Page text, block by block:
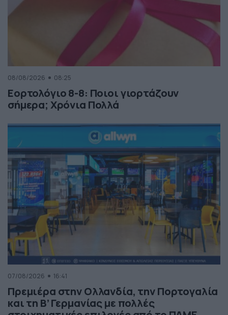
08/08/2026 08:25
Εορτολόγιο 8-8: Ποιοι γιορτάζουν
σήμερα; Χρόνια Πολλά
07/08/2026 16:41
Πρεμιέρα στην Ολλανδία, την Πορτογαλία
και τη Β’ Γερμανίας με πολλές